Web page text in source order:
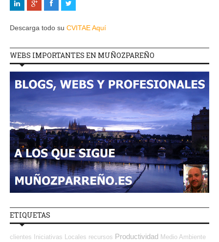
Descarga todo su CVITAE Aquí
WEBS IMPORTANTES EN MUÑOZPAREÑO
ETIQUETAS
clientes Iniciativas Locales recursos Productividad Medio Ambiente